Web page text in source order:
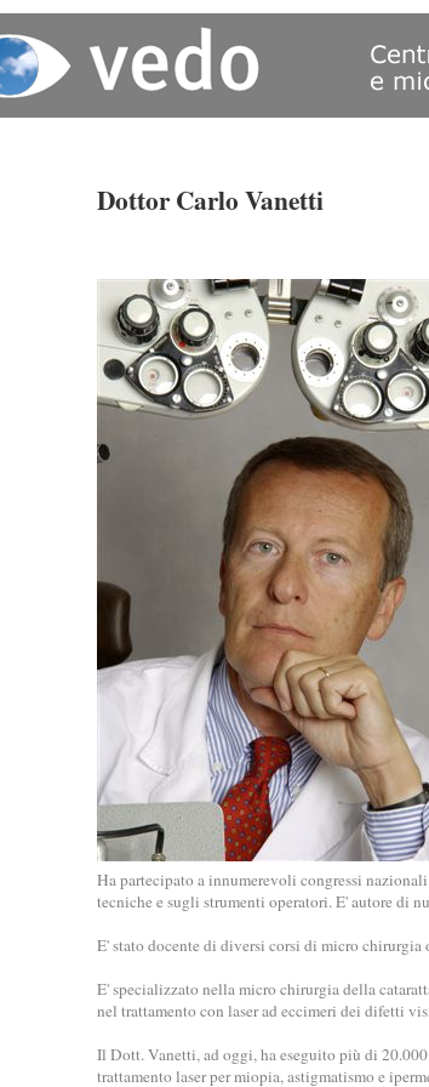
Dottor Carlo Vanetti
Ha partecipato a innumerevoli congressi
tecniche e sugli strumenti operatori. E' autore di
E' stato docente di diversi corsi di micro
E' specializzato nella micro chirurgia della
nel trattamento con laser ad eccimeri dei difetti
Il Dott. Vanetti, ad oggi, ha eseguito più di
trattamento laser per miopia, astigmatismo e